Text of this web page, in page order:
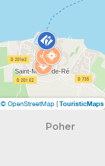
© OpenStreetMap TouristicMaps
Poher